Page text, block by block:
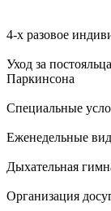
4-х разовое
Уход за
Паркинсона
Специальные
Еженедельные
Дыхательная
Организация